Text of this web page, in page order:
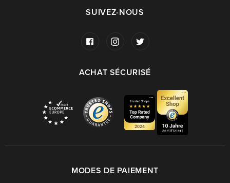
SUIVEZ-NOUS
ACHAT SÉCURISÉ
MODES DE PAIEMENT